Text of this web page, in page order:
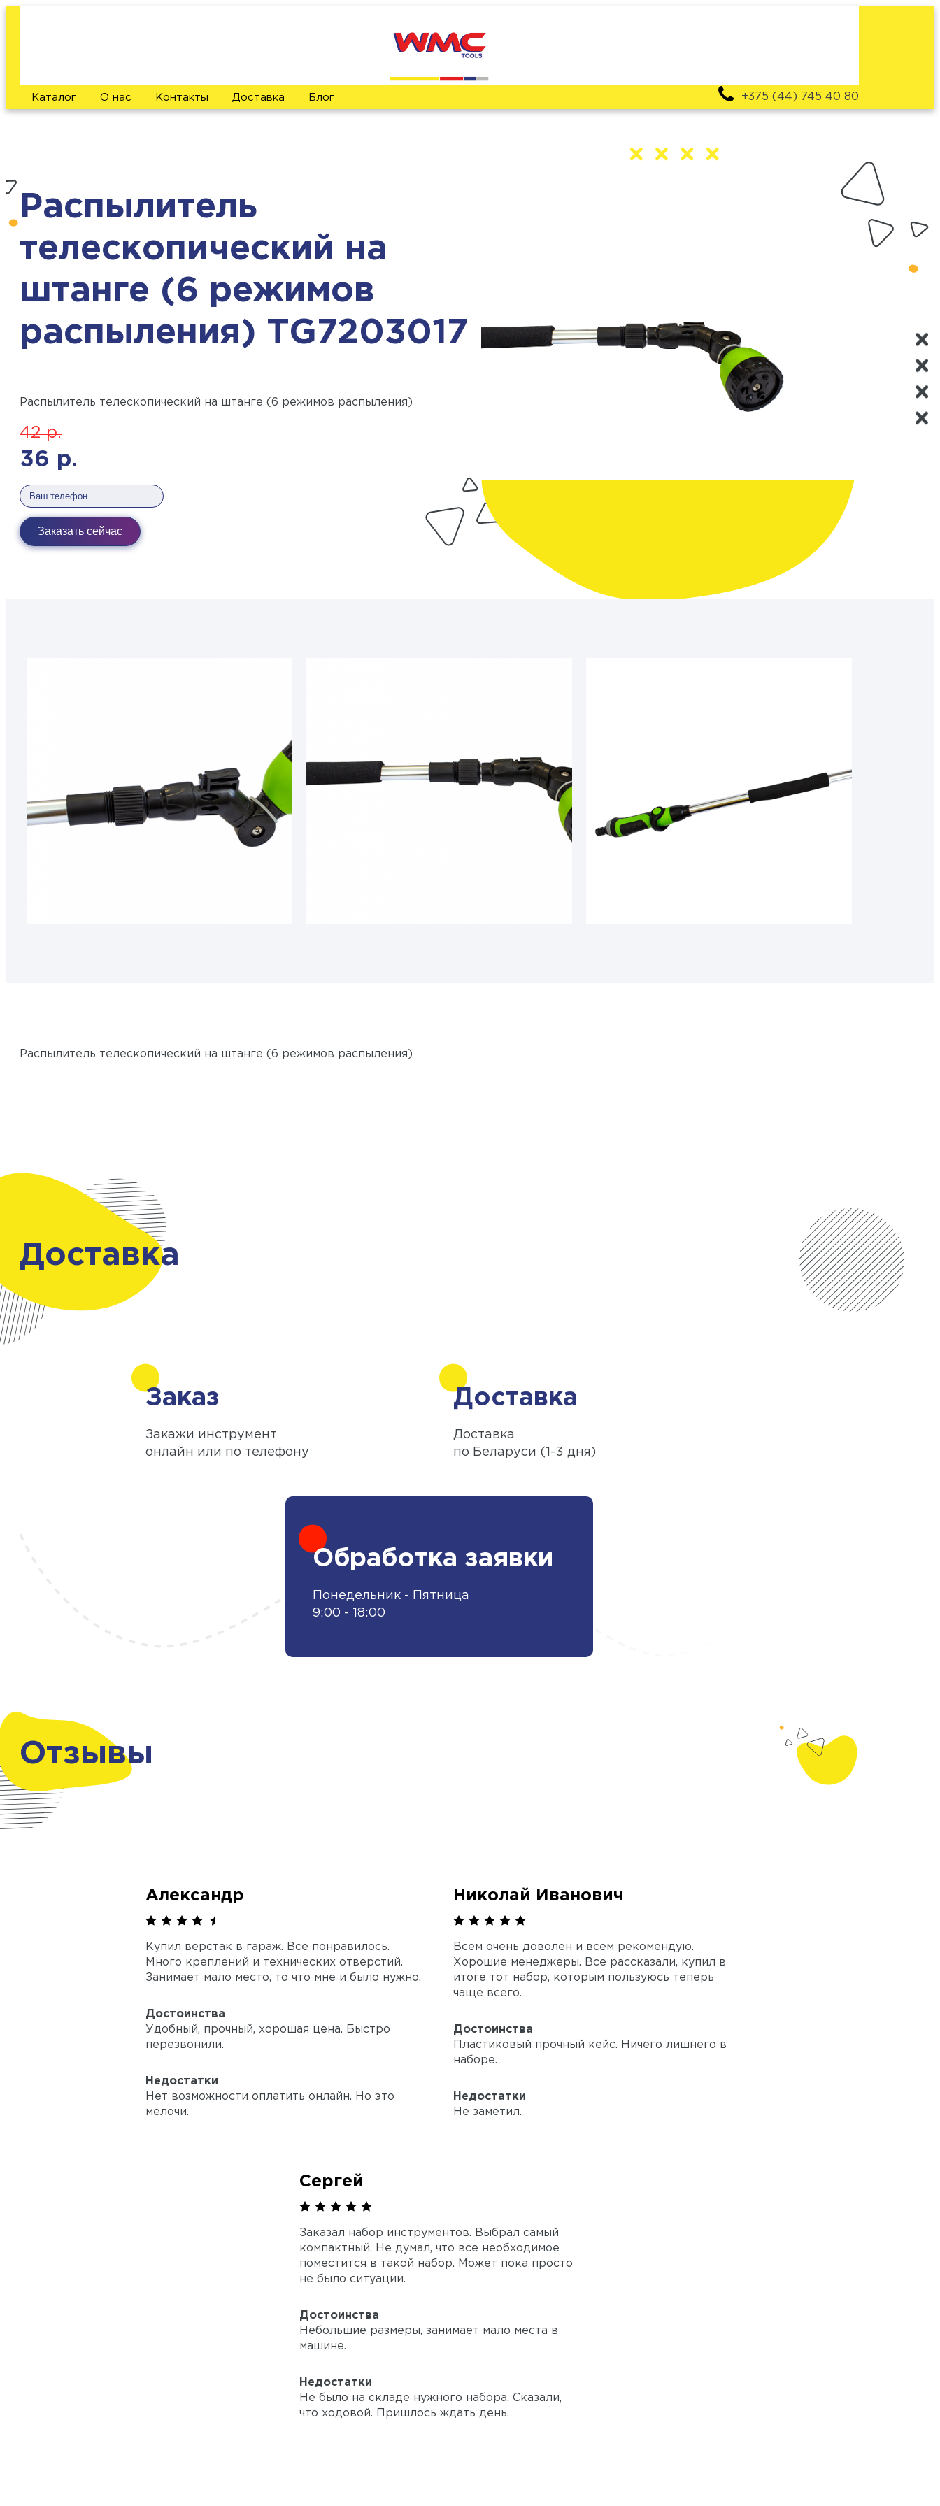
Каталог О нас Контакты Доставка Блог +375 (44) 745 40 80
Распылитель
телескопический на
штанге (6 режимов
распыления) TG7203017
Распылитель телескопический на штанге (6 режимов распыления)
42р.
36 р.
Заказать сейчас
Распылитель телескопический на штанге (6 режимов распыления)
Доставка
Заказ
Закажи инструмент
онлайн или по телефону
Доставка
Доставка
по Беларуси (1-3 дня)
Обработка заявки
Понедельник - Пятница
9:00 - 18:00
Отзывы
Александр
Купил верстак в гараж. Все понравилось.
Много креплений и технических отверстий.
Занимает мало место, то что мне и было нужно.
Достоинства
Удобный, прочный, хорошая цена. Быстро
перезвонили.
Недостатки
Нет возможности оплатить онлайн. Но это
мелочи.
Николай Иванович
Всем очень доволен и всем рекомендую.
Хорошие менеджеры. Все рассказали, купил в
итоге тот набор, которым пользуюсь теперь
чаще всего.
Достоинства
Пластиковый прочный кейс. Ничего лишнего в
наборе.
Недостатки
Не заметил.
Сергей
Заказал набор инструментов. Выбрал самый
компактный. Не думал, что все необходимое
поместится в такой набор. Может пока просто
не было ситуации.
Достоинства
Небольшие размеры, занимает мало места в
машине.
Недостатки
Не было на складе нужного набора. Сказали,
что ходовой. Пришлось ждать день.